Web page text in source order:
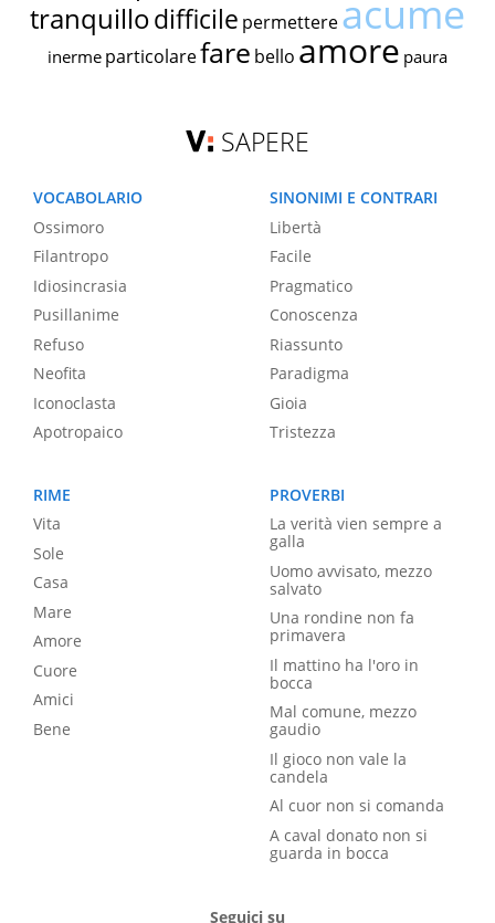
tranquillodifficile permettereacume
inerme particolarefare bello amore paura
SAPERE
VOCABOLARIO
Ossimoro
Filantropo
Idiosincrasia
Pusillanime
Refuso
Neofita
Iconoclasta
Apotropaico
SINONIMI E CONTRARI
Libertà
Facile
Pragmatico
Conoscenza
Riassunto
Paradigma
Gioia
Tristezza
RIME
Vita
Sole
Casa
Mare
Amore
Cuore
Amici
Bene
PROVERBI
La verità vien sempre a
galla
Uomo avvisato, mezzo
salvato
Una rondine non fa
primavera
Il mattino ha l'oro in
bocca
Mal comune, mezzo
gaudio
Il gioco non vale la
candela
Al cuor non si comanda
A caval donato non si
guarda in bocca
Seguici su